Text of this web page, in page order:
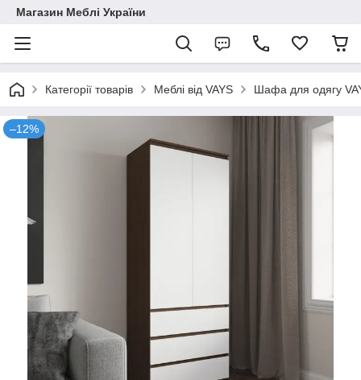
Магазин Меблі України
Категорії товарів Меблі від VAYS Шафа для одягу
–12%